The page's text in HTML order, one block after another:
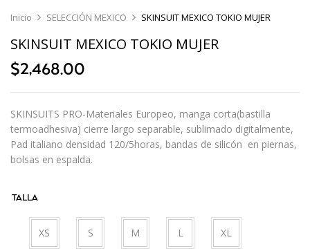
Inicio SELECCIÓN MEXICO SKINSUIT MEXICO TOKIO MUJER
SKINSUIT MEXICO TOKIO MUJER
$2,468.00
SKINSUITS PRO-Materiales Europeo, manga corta(bastilla
termoadhesiva) cierre largo separable, sublimado digitalmente,
Pad italiano densidad 120/5horas, bandas de silicón en piernas,
bolsas en espalda.
TALLA
XS S M L XL